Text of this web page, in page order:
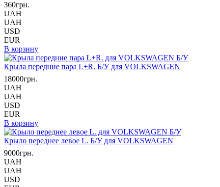
360грн.
UAH
UAH
USD
EUR
В корзину
Крыла передние пара L+R. Б/У для VOLKSWAGEN
18000грн.
UAH
UAH
USD
EUR
В корзину
Крыло переднее левое L. Б/У для VOLKSWAGEN
9000грн.
UAH
UAH
USD